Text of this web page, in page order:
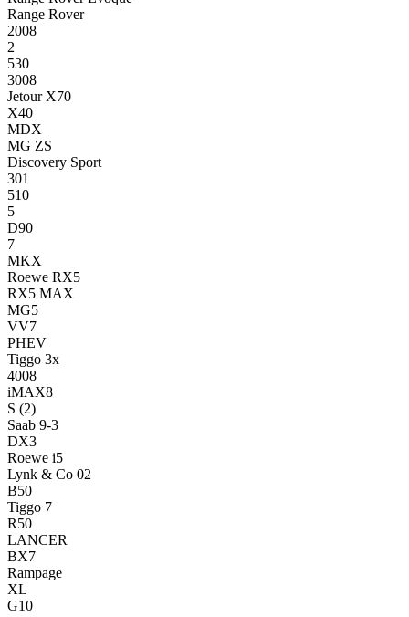
Range Rover
2008
2
530
3008
Jetour X70
X40
MDX
MG ZS
Discovery Sport
301
510
5
D90
7
MKX
Roewe RX5
RX5 MAX
MG5
VV7
PHEV
Tiggo 3x
4008
iMAX8
S (2)
Saab 9-3
DX3
Roewe i5
Lynk & Co 02
B50
Tiggo 7
R50
LANCER
BX7
Rampage
XL
G10